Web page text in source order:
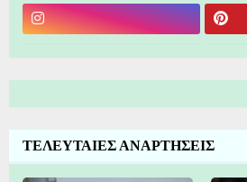
ΤΕΛΕΥΤΑΙΕΣ ΑΝΑΡΤΗΣΕΙΣ